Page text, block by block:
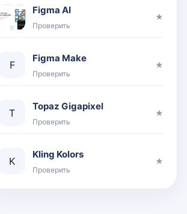
Figma AI
Проверить
★
F
Figma Make
Проверить
★
T
Topaz Gigapixel
Проверить
★
K
Kling Kolors
Проверить
★